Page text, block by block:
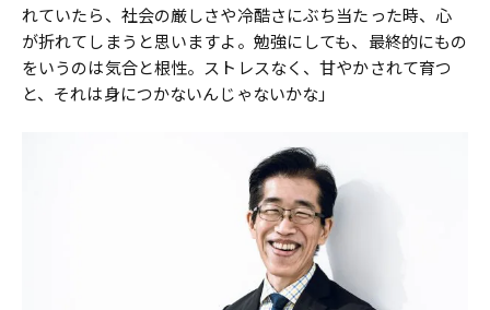
れていたら、社会の厳しさや冷酷さにぶち当たった時、心
が折れてしまうと思いますよ。勉強にしても、最終的にもの
をいうのは気合と根性。ストレスなく、甘やかされて育つ
と、それは身につかないんじゃないかな」